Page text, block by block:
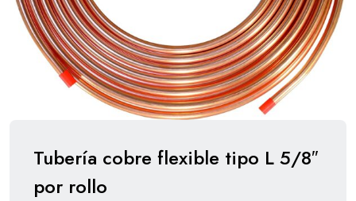
Tubería cobre flexible tipo L 5/8″
por rollo